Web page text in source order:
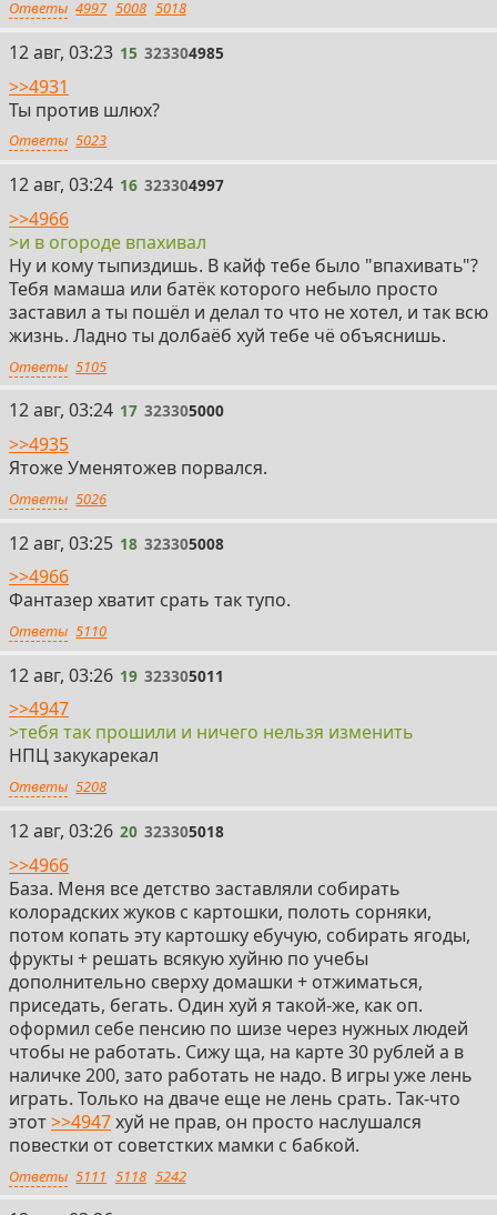
Ответы 4997 5008 5018
15
12 авг, 03:23 15 323304985
>>4931
Ты против шлюх?
Ответы 5023
16
12 авг, 03:24 16 323304997
>>4966
>и в огороде впахивал
Ну и кому тыпиздишь. В кайф тебе было "впахивать"?
Тебя мамаша или батёк которого небыло просто
заставил а ты пошёл и делал то что не хотел, и так всю
жизнь. Ладно ты долбаёб хуй тебе чё объяснишь.
Ответы 5105
17
12 авг, 03:24 17 323305000
>>4935
Ятоже Уменятожев порвался.
Ответы 5026
18
12 авг, 03:25 18 323305008
>>4966
Фантазер хватит срать так тупо.
Ответы 5110
19
12 авг, 03:26 19 323305011
>>4947
>тебя так прошили и ничего нельзя изменить
НПЦ закукарекал
Ответы 5208
20
12 авг, 03:26 20 323305018
>>4966
База. Меня все детство заставляли собирать
колорадских жуков с картошки, полоть сорняки,
потом копать эту картошку ебучую, собирать ягоды,
фрукты + решать всякую хуйню по учебы
дополнительно сверху домашки + отжиматься,
приседать, бегать. Один хуй я такой-же, как оп.
оформил себе пенсию по шизе через нужных людей
чтобы не работать. Сижу ща, на карте 30 рублей а в
наличке 200, зато работать не надо. В игры уже лень
играть. Только на дваче еще не лень срать. Так-что
этот>>4947хуй не прав, он просто наслушался
повестки от советстких мамки с бабкой.
Ответы 5111 5118 5242